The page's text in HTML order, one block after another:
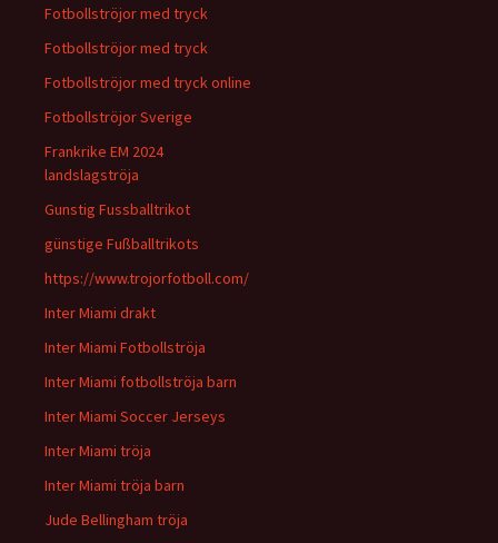
Fotbollströjor med tryck
Fotbollströjor med tryck
Fotbollströjor med tryck online
Fotbollströjor Sverige
Frankrike EM 2024
landslagströja
Gunstig Fussballtrikot
günstige Fußballtrikots
https://www.trojorfotboll.com/
Inter Miami drakt
Inter Miami Fotbollströja
Inter Miami fotbollströja barn
Inter Miami Soccer Jerseys
Inter Miami tröja
Inter Miami tröja barn
Jude Bellingham tröja